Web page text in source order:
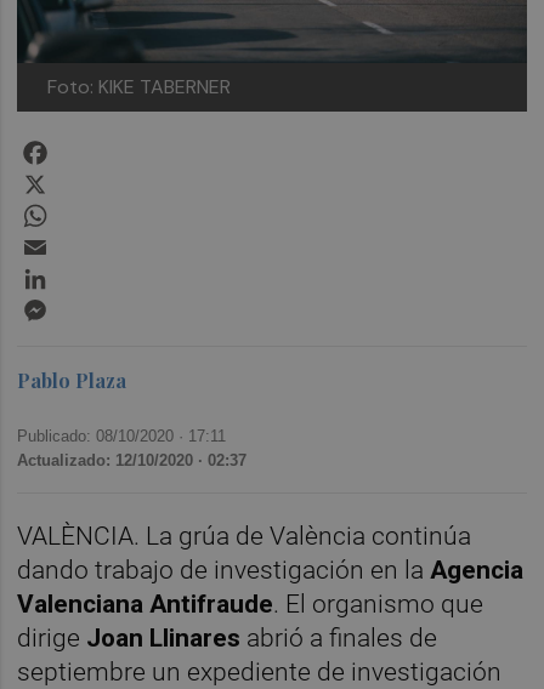
Foto: KIKE TABERNER
Pablo Plaza
Publicado: 08/10/2020 · 17:11
Actualizado: 12/10/2020 · 02:37
VALÈNCIA. La grúa de València continúa
dando trabajo de investigación en la Agencia
Valenciana Antifraude. El organismo que
dirige Joan Llinares abrió a finales de
septiembre un expediente de investigación